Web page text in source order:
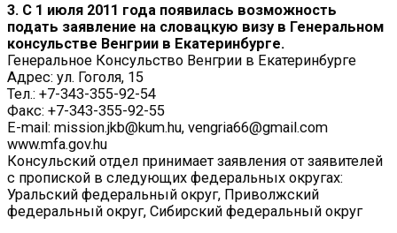
3. С 1 июля 2011 года появилась возможность
подать заявление на словацкую визу в Генеральном
консульстве Венгрии в Екатеринбурге.
Генеральное Консульство Венгрии в Екатеринбурге
Адрес: ул. Гоголя, 15
Тел.: +7-343-355-92-54
Факс: +7-343-355-92-55
E-mail: mission.jkb@kum.hu, vengria66@gmail.com
www.mfa.gov.hu
Консульский отдел принимает заявления от заявителей
с пропиской в следующих федеральных округах:
Уральский федеральный округ, Приволжский
федеральный округ, Сибирский федеральный округ